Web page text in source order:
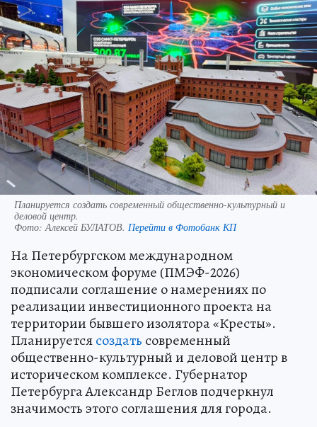
Планируется создать современный общественно-культурный и
деловой центр.
Фото: Алексей БУЛАТОВ. Перейти в Фотобанк КП
На Петербургском международном
экономическом форуме (ПМЭФ-2026)
подписали соглашение о намерениях по
реализации инвестиционного проекта на
территории бывшего изолятора «Кресты».
Планируетсясоздать современный
общественно-культурный и деловой центр в
историческом комплексе. Губернатор
Петербурга Александр Беглов подчеркнул
значимость этого соглашения для города.